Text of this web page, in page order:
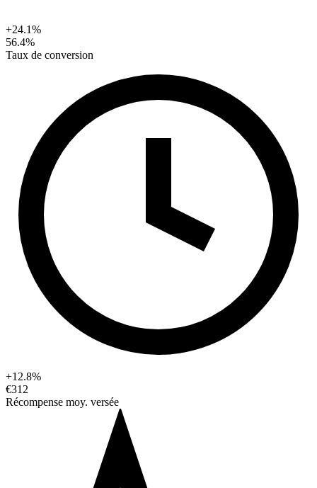
+24.1%
56.4%
Taux de conversion
+12.8%
€312
Récompense moy. versée